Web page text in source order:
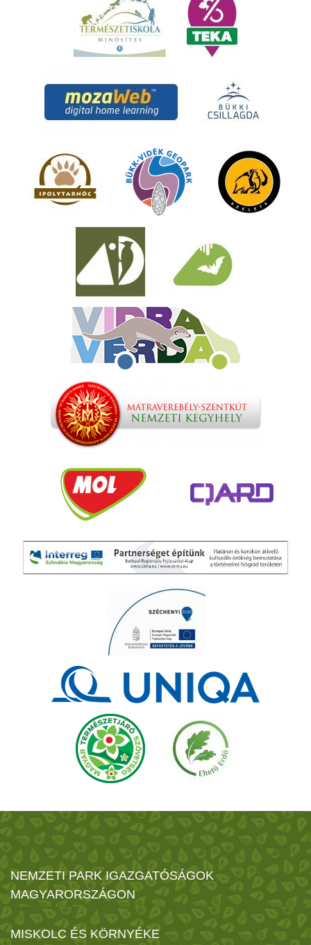
NEMZETI PARK IGAZGATÓSÁGOK
MAGYARORSZÁGON
MISKOLC ÉS KÖRNYÉKE